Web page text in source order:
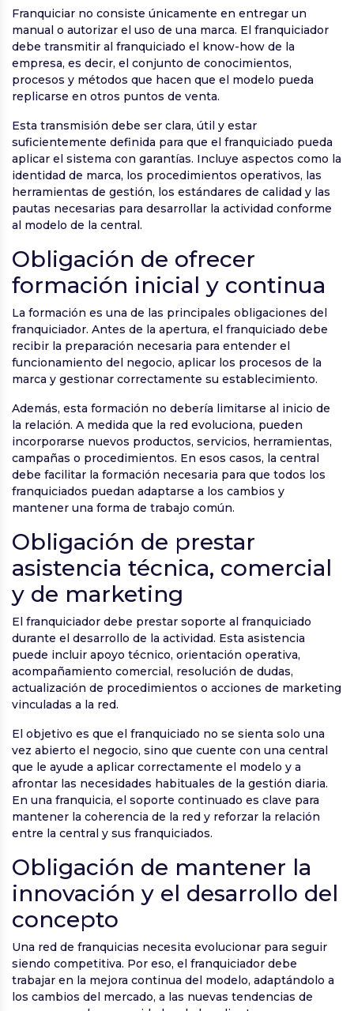
Franquiciar no consiste únicamente en entregar un
manual o autorizar el uso de una marca. El franquiciador
debe transmitir al franquiciado el know-how de la
empresa, es decir, el conjunto de conocimientos,
procesos y métodos que hacen que el modelo pueda
replicarse en otros puntos de venta.
Esta transmisión debe ser clara, útil y estar
suficientemente definida para que el franquiciado pueda
aplicar el sistema con garantías. Incluye aspectos como la
identidad de marca, los procedimientos operativos, las
herramientas de gestión, los estándares de calidad y las
pautas necesarias para desarrollar la actividad conforme
al modelo de la central.
Obligación de ofrecer
formación inicial y continua
La formación es una de las principales obligaciones del
franquiciador. Antes de la apertura, el franquiciado debe
recibir la preparación necesaria para entender el
funcionamiento del negocio, aplicar los procesos de la
marca y gestionar correctamente su establecimiento.
Además, esta formación no debería limitarse al inicio de
la relación. A medida que la red evoluciona, pueden
incorporarse nuevos productos, servicios, herramientas,
campañas o procedimientos. En esos casos, la central
debe facilitar la formación necesaria para que todos los
franquiciados puedan adaptarse a los cambios y
mantener una forma de trabajo común.
Obligación de prestar
asistencia técnica, comercial
y de marketing
El franquiciador debe prestar soporte al franquiciado
durante el desarrollo de la actividad. Esta asistencia
puede incluir apoyo técnico, orientación operativa,
acompañamiento comercial, resolución de dudas,
actualización de procedimientos o acciones de marketing
vinculadas a la red.
El objetivo es que el franquiciado no se sienta solo una
vez abierto el negocio, sino que cuente con una central
que le ayude a aplicar correctamente el modelo y a
afrontar las necesidades habituales de la gestión diaria.
En una franquicia, el soporte continuado es clave para
mantener la coherencia de la red y reforzar la relación
entre la central y sus franquiciados.
Obligación de mantener la
innovación y el desarrollo del
concepto
Una red de franquicias necesita evolucionar para seguir
siendo competitiva. Por eso, el franquiciador debe
trabajar en la mejora continua del modelo, adaptándolo a
los cambios del mercado, a las nuevas tendencias de